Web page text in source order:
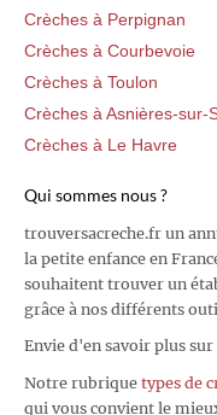
Crèches à Perpignan
Crèches à Courbevoie
Crèches à Toulon
Crèches à Asnières-sur-
Crèches à Le Havre
Qui sommes nous ?
trouversacreche.fr un
la petite enfance en
souhaitent trouver un
grâce à nos différents
Envie d'en savoir plus sur
Notre rubrique types de
qui vous convient le